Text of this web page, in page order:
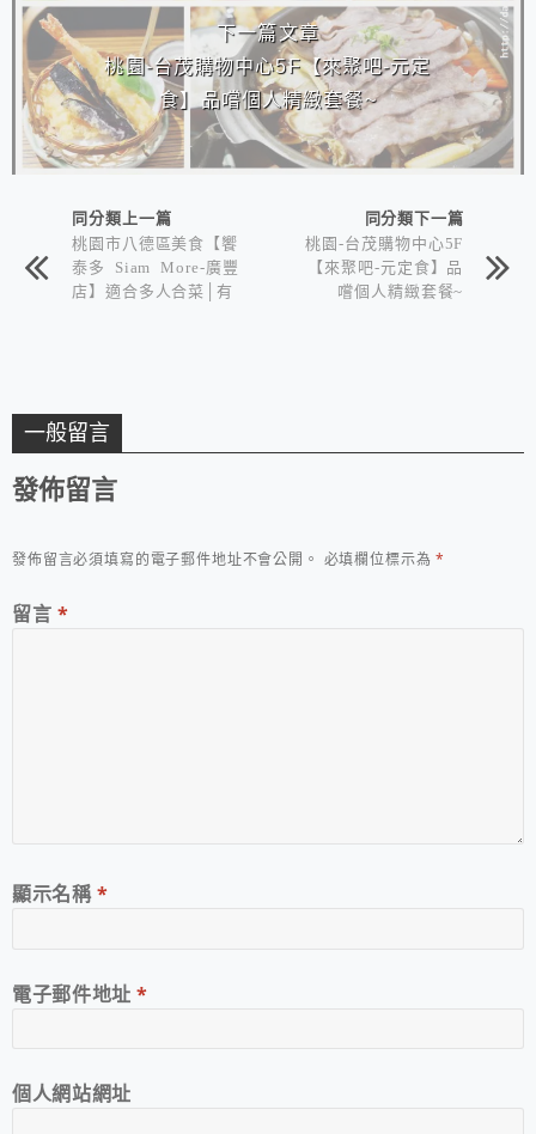
下一篇文章
桃園-台茂購物中心5F【來聚吧-元定
食】品嚐個人精緻套餐~
同分類上一篇
桃園市八德區美食【饗
泰多 Siam More-廣豐
店】適合多人合菜│有
同分類下一篇
桃園-台茂購物中心5F
【來聚吧-元定食】品
嚐個人精緻套餐~
一般留言
發佈留言
發佈留言必須填寫的電子郵件地址不會公開。 必填欄位標示為*
留言 *
顯示名稱*
電子郵件地址*
個人網站網址